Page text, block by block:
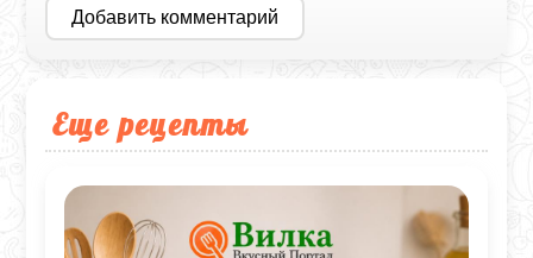
Добавить комментарий
Еще рецепты